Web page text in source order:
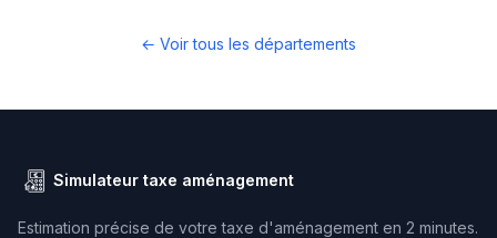
← Voir tous les départements
Simulateur taxe aménagement
Estimation précise de votre taxe d'aménagement en 2 minutes.